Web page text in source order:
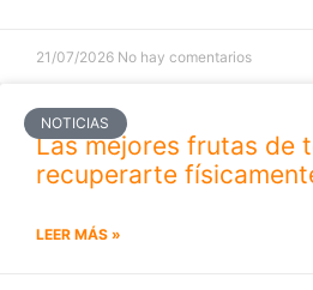
21/07/2026 No hay comentarios
NOTICIAS
Las mejores frutas de
recuperarte
LEER MÁS »